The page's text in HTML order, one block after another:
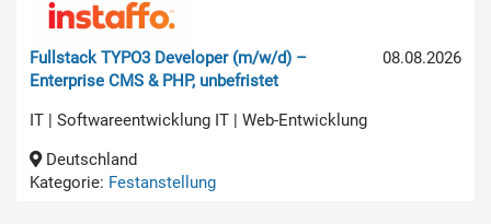
08.08.2026
Fullstack TYPO3 Developer (m/w/d) –
Enterprise CMS & PHP, unbefristet
IT | Softwareentwicklung IT | Web-Entwicklung
Deutschland
Kategorie: Festanstellung